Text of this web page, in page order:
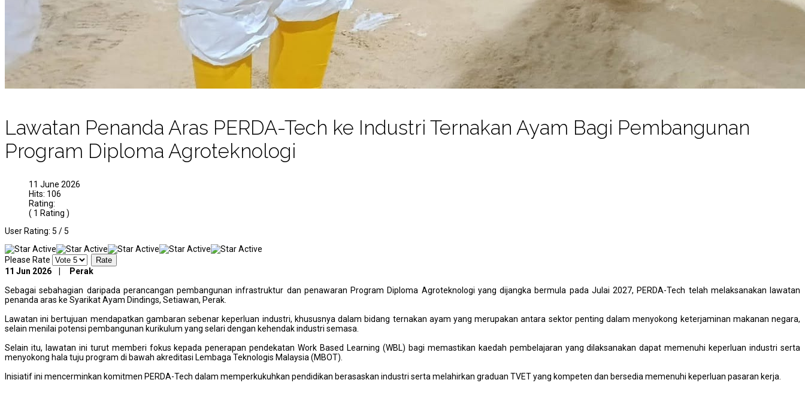
Lawatan Penanda Aras PERDA-Tech ke Industri Ternakan Ayam Bagi Pembangunan
Program Diploma Agroteknologi
11 June 2026
Hits: 106
Rating:
( 1 Rating )
User Rating: 5 /5
Please Rate
11 Jun 2026 | Perak
Sebagai sebahagian daripada perancangan pembangunan infrastruktur dan penawaran Program Diploma Agroteknologi yang dijangka bermula pada Julai 2027, PERDA-Tech telah melaksanakan lawatan
penanda aras ke Syarikat Ayam Dindings, Setiawan, Perak.
Lawatan ini bertujuan mendapatkan gambaran sebenar keperluan industri, khususnya dalam bidang ternakan ayam yang merupakan antara sektor penting dalam menyokong keterjaminan makanan negara,
selain menilai potensi pembangunan kurikulum yang selari dengan kehendak industri semasa.
Selain itu, lawatan ini turut memberi fokus kepada penerapan pendekatan Work Based Learning (WBL) bagi memastikan kaedah pembelajaran yang dilaksanakan dapat memenuhi keperluan industri serta
menyokong hala tuju program di bawah akreditasi Lembaga Teknologis Malaysia (MBOT).
Inisiatif ini mencerminkan komitmen PERDA-Tech dalam memperkukuhkan pendidikan berasaskan industri serta melahirkan graduan TVET yang kompeten dan bersedia memenuhi keperluan pasaran kerja.